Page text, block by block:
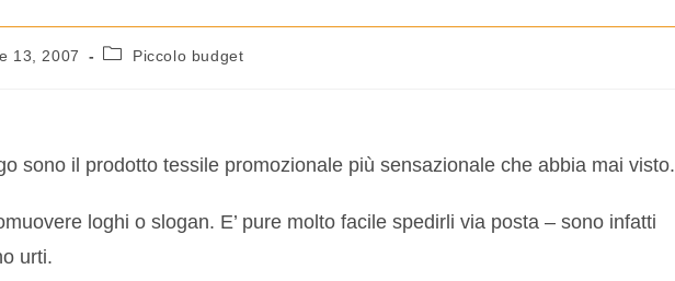
13, 2007 Piccolo budget
sono il prodotto tessile promozionale più sensazionale che abbia mai visto.
loghi o slogan. E’ pure molto facile spedirli via posta – sono infatti
urti.